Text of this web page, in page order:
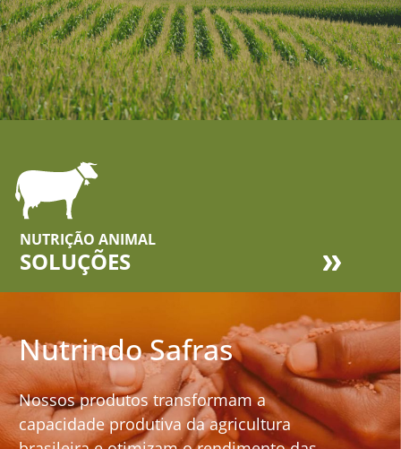
NUTRIÇÃO ANIMAL
SOLUÇÕES
Nutrindo Safras
Nossos produtos transformam a
capacidade produtiva da agricultura